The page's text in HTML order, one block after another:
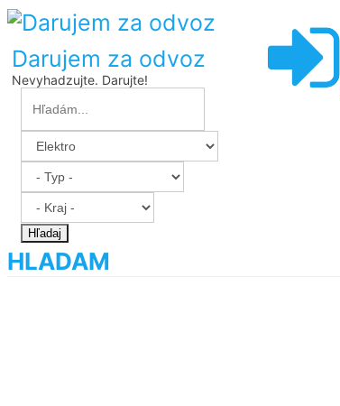
Darujem za odvoz
Nevyhadzujte. Darujte!
Hľadaj
HLADAM